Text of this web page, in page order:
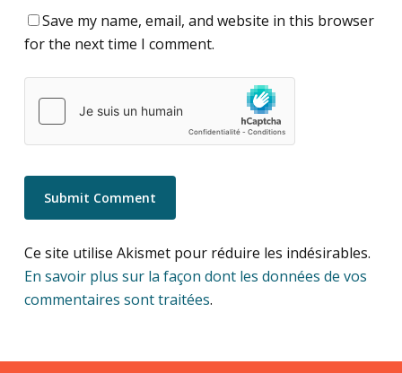
Save my name, email, and website in this browser
for the next time I comment.
Ce site utilise Akismet pour réduire les indésirables.
En savoir plus sur la façon dont les données de vos
commentaires sont traitées.